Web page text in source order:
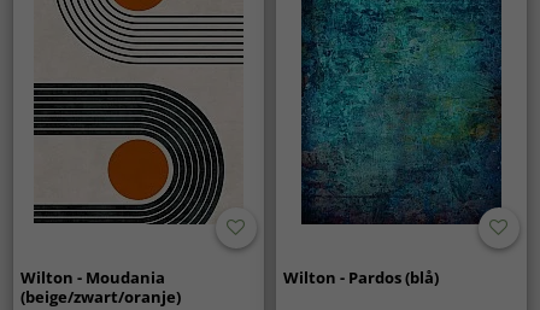
Wilton - Moudania
(beige/zwart/oranje)
Wilton - Pardos (blå)